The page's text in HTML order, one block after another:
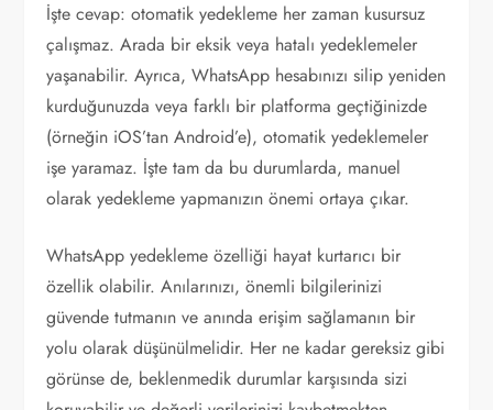
İşte cevap: otomatik yedekleme her zaman kusursuz
çalışmaz. Arada bir eksik veya hatalı yedeklemeler
yaşanabilir. Ayrıca, WhatsApp hesabınızı silip yeniden
kurduğunuzda veya farklı bir platforma geçtiğinizde
(örneğin iOS’tan Android’e), otomatik yedeklemeler
işe yaramaz. İşte tam da bu durumlarda, manuel
olarak yedekleme yapmanızın önemi ortaya çıkar.
WhatsApp yedekleme özelliği hayat kurtarıcı bir
özellik olabilir. Anılarınızı, önemli bilgilerinizi
güvende tutmanın ve anında erişim sağlamanın bir
yolu olarak düşünülmelidir. Her ne kadar gereksiz gibi
görünse de, beklenmedik durumlar karşısında sizi